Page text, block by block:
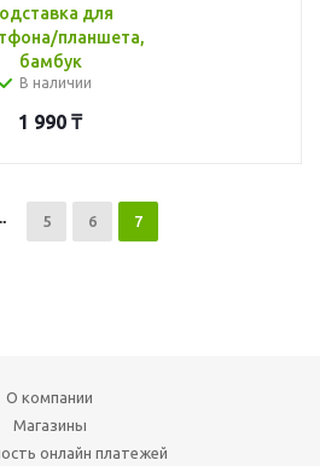
для
планшета,
бамбук
В наличии
1 990 ₸
5 6 7
О компании
Магазины
онлайн платежей